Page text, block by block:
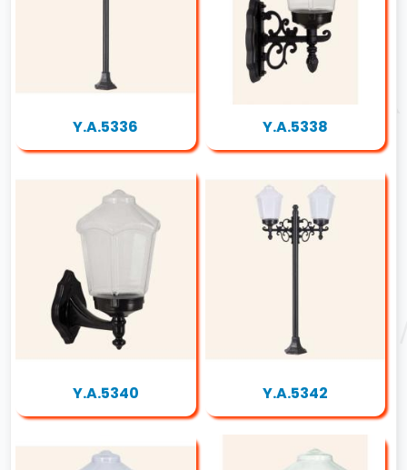
Y.A.5336 Y.A.5338
Y.A.5340 Y.A.5342